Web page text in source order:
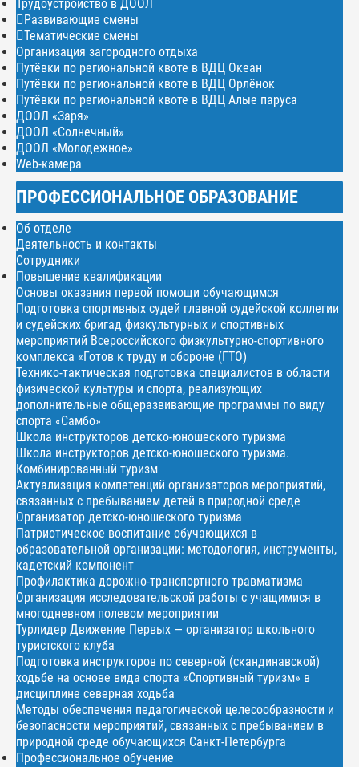
Трудоустройство в ДООЛ
Развивающие смены
Тематические смены
Организация загородного отдыха
Путёвки по региональной квоте в ВДЦ Океан
Путёвки по региональной квоте в ВДЦ Орлёнок
Путёвки по региональной квоте в ВДЦ Алые паруса
ДООЛ «Заря»
ДООЛ «Солнечный»
ДООЛ «Молодежное»
Web-камера
ПРОФЕССИОНАЛЬНОЕ ОБРАЗОВАНИЕ
Об отделе
Деятельность и контакты
Сотрудники
Повышение квалификации
Основы оказания первой помощи обучающимся
Подготовка спортивных судей главной судейской коллегии
и судейских бригад физкультурных и спортивных
мероприятий Всероссийского физкультурно-спортивного
комплекса «Готов к труду и обороне (ГТО)
Технико-тактическая подготовка специалистов в области
физической культуры и спорта, реализующих
дополнительные общеразвивающие программы по виду
спорта «Самбо»
Школа инструкторов детско-юношеского туризма
Школа инструкторов детско-юношеского туризма.
Комбинированный туризм
Актуализация компетенций организаторов мероприятий,
связанных с пребыванием детей в природной среде
Организатор детско-юношеского туризма
Патриотическое воспитание обучающихся в
образовательной организации: методология, инструменты,
кадетский компонент
Профилактика дорожно-транспортного травматизма
Организация исследовательской работы с учащимися в
многодневном полевом мероприятии
Турлидер Движение Первых — организатор школьного
туристского клуба
Подготовка инструкторов по северной (скандинавской)
ходьбе на основе вида спорта «Спортивный туризм» в
дисциплине северная ходьба
Методы обеспечения педагогической целесообразности и
безопасности мероприятий, связанных с пребыванием в
природной среде обучающихся Санкт-Петербурга
Профессиональное обучение